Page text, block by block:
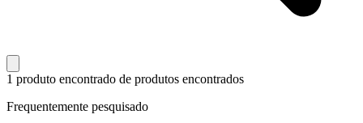
1 produto encontrado de produtos encontrados
Frequentemente pesquisado